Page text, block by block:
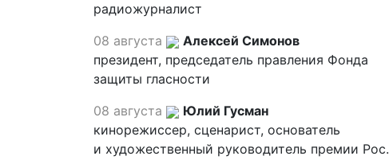
радиожурналист
08 августа
Алексей Симонов
президент, председатель правления Фонда
защиты гласности
08 августа
Юлий Гусман
кинорежиссер, сценарист, основатель
и художественный руководитель премии Рос.